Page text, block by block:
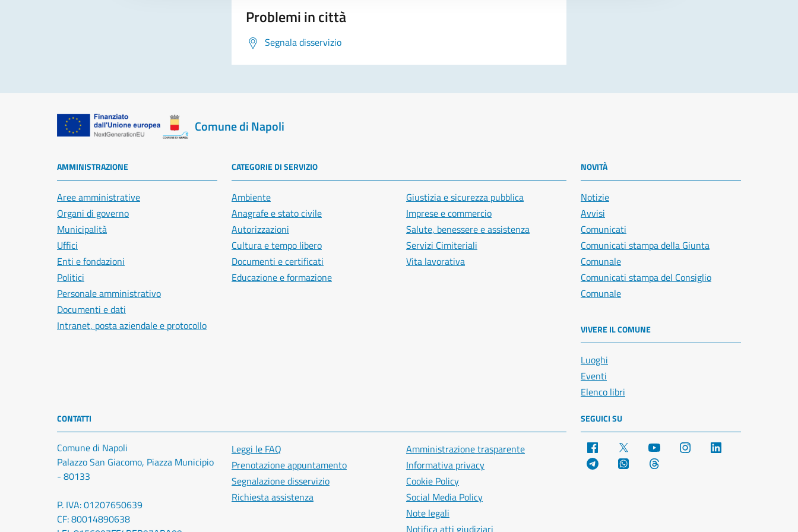
Problemi in città
Segnala disservizio
Comune di Napoli
AMMINISTRAZIONE
Aree amministrative
Organi di governo
Municipalità
Uffici
Enti e fondazioni
Politici
Personale amministrativo
Documenti e dati
Intranet, posta aziendale e protocollo
CATEGORIE DI SERVIZIO
Ambiente
Anagrafe e stato civile
Autorizzazioni
Cultura e tempo libero
Documenti e certificati
Educazione e formazione
Giustizia e sicurezza pubblica
Imprese e commercio
Salute, benessere e assistenza
Servizi Cimiteriali
Vita lavorativa
NOVITÀ
Notizie
Avvisi
Comunicati
Comunicati stampa della Giunta
Comunale
Comunicati stampa del Consiglio
Comunale
VIVERE IL COMUNE
Luoghi
Eventi
Elenco libri
CONTATTI
Comune di Napoli
Palazzo San Giacomo, Piazza Municipio
- 80133
P. IVA: 01207650639
CF: 80014890638
Leggi le FAQ
Prenotazione appuntamento
Segnalazione disservizio
Richiesta assistenza
Amministrazione trasparente
Informativa privacy
Cookie Policy
Social Media Policy
Note legali
SEGUICI SU
Facebook YouTube Instagram
Telegram WhatsApp